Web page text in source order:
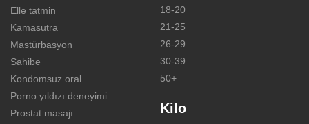
Elle tatmin
Kamasutra
Mastürbasyon
Sahibe
Kondomsuz oral
Porno yıldızı deneyimi
Prostat masajı
18-20
21-25
26-29
30-39
50+
Kilo